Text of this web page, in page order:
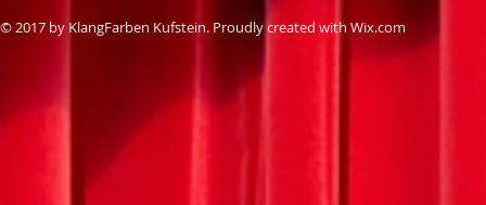
© 2017 by KlangFarben Kufstein. Proudly created with Wix.com